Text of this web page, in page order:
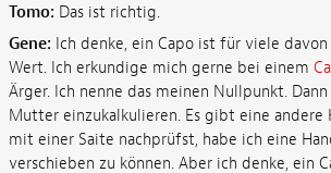
Tomo: Das ist richtig.
Gene: Ich denke, ein Capo ist für viele
Wert. Ich erkundige mich gerne bei einem
Ärger. Ich nenne das meinen Nullpunkt.
Mutter einzukalkulieren. Es gibt eine andere
mit einer Saite nachprüfst, habe ich eine
verschieben zu können. Aber ich denke, ein